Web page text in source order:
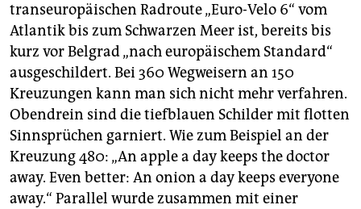
transeuropäischen Radroute „Euro-Velo 6“ vom
Atlantik bis zum Schwarzen Meer ist, bereits bis
kurz vor Belgrad „nach europäischem Standard“
ausgeschildert. Bei 360 Wegweisern an 150
Kreuzungen kann man sich nicht mehr verfahren.
Obendrein sind die tiefblauen Schilder mit flotten
Sinnsprüchen garniert. Wie zum Beispiel an der
Kreuzung 480: „An apple a day keeps the doctor
away. Even better: An onion a day keeps everyone
away.“ Parallel wurde zusammen mit einer